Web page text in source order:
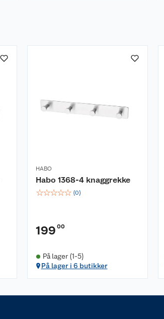
HABO
Habo 1368-4 knaggrekke
☆☆☆☆☆ (0)
199 00
På lager (1-5)
På lager i 6 butikker